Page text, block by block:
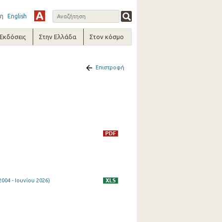
English
Στην Ελλάδα Στον κόσμο
Επιστροφή
- Ιουνίου 2026)